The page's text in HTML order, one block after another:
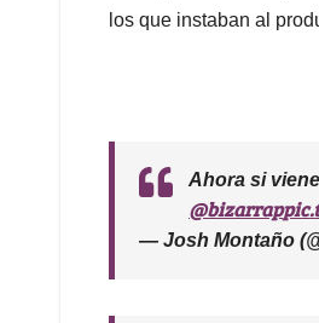
los que instaban al
Ahora si
@bizarrap
— Josh Montaño